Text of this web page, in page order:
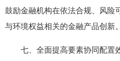
鼓励金融机构在依法合规、风险
与环境权益相关的金融产品创新。
七、全面提高要素协同配置